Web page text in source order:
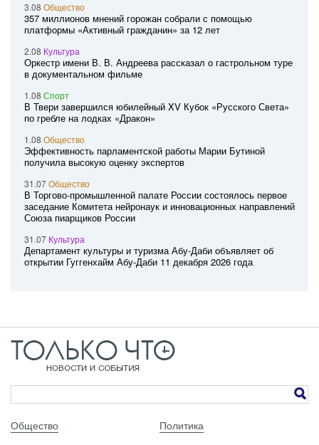
3.08 Общество
357 миллионов мнений горожан собрали с помощью
платформы «Активный гражданин» за 12 лет
2.08 Культура
Оркестр имени В. В. Андреева рассказал о гастрольном туре
в документальном фильме
1.08 Спорт
В Твери завершился юбилейный XV Кубок «Русского Света»
по гребле на лодках «Дракон»
1.08 Общество
Эффективность парламентской работы Марии Бутиной
получила высокую оценку экспертов
31.07Общество
В Торгово-промышленной палате России состоялось первое
заседание Комитета нейронаук и инновационных направлений
Союза пиарщиков России
31.07 Культура
Департамент культуры и туризма Абу-Даби объявляет об
открытии Гуггенхайм Абу-Даби 11 декабря 2026 года
Общество Политика